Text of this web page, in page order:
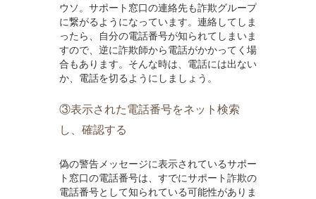
ウソ。サポート窓口の連絡先も詐欺グループ
に繋がるようになっています。連絡してしま
ったら、自分の電話番号が知られてしまいま
すので、逆に詐欺師から電話がかかってく場
合もあります。そんな時は、電話には出ない
か、電話を切るようにしましょう。
③表示された電話番号をネット検索
し、確認する
偽の警告メッセージに表示されているサポー
ト窓口の電話番号は、すでにサポート詐欺の
電話番号として知られている可能性がありま